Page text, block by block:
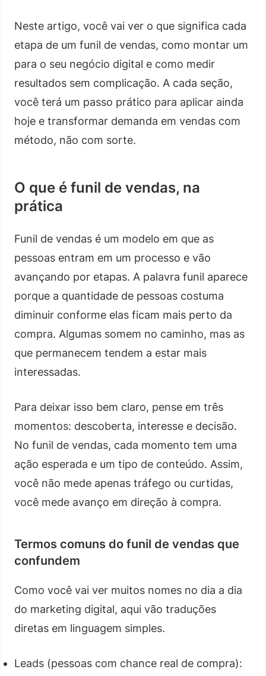
Neste artigo, você vai ver o que significa cada
etapa de um funil de vendas, como montar um
para o seu negócio digital e como medir
resultados sem complicação. A cada seção,
você terá um passo prático para aplicar ainda
hoje e transformar demanda em vendas com
método, não com sorte.
O que é funil de vendas, na
prática
Funil de vendas é um modelo em que as
pessoas entram em um processo e vão
avançando por etapas. A palavra funil aparece
porque a quantidade de pessoas costuma
diminuir conforme elas ficam mais perto da
compra. Algumas somem no caminho, mas as
que permanecem tendem a estar mais
interessadas.
Para deixar isso bem claro, pense em três
momentos: descoberta, interesse e decisão.
No funil de vendas, cada momento tem uma
ação esperada e um tipo de conteúdo. Assim,
você não mede apenas tráfego ou curtidas,
você mede avanço em direção à compra.
Termos comuns do funil de vendas que
confundem
Como você vai ver muitos nomes no dia a dia
do marketing digital, aqui vão traduções
diretas em linguagem simples.
Leads (pessoas com chance real de compra):